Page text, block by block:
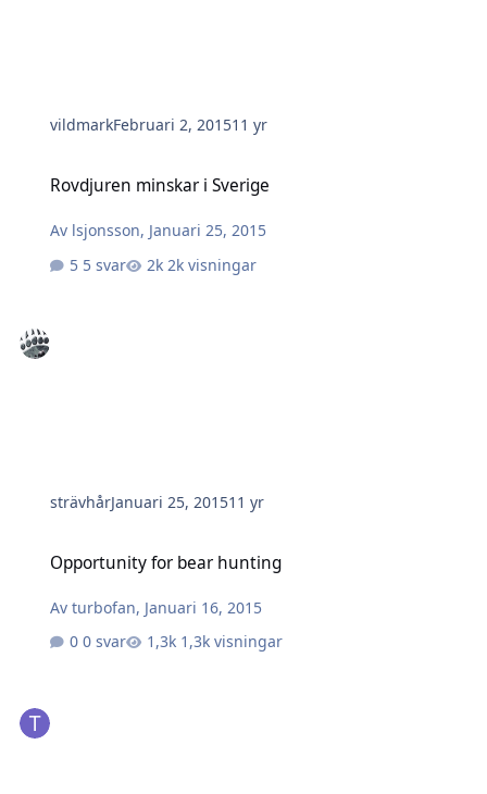
vildmarkFebruari 2, 201511 yr
Rovdjuren minskar i Sverige
Av lsjonsson, Januari 25, 2015
5 svar
2k visningar
strävhårJanuari 25, 201511 yr
Opportunity for bear hunting
Avturbofan, Januari 16, 2015
0 svar
1,3k visningar